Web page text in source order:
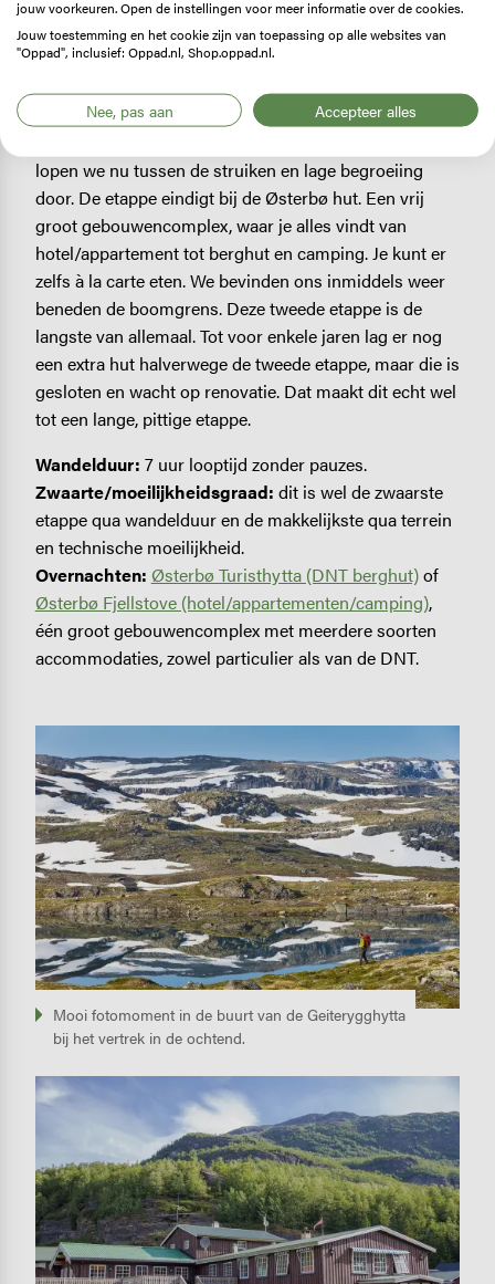
beginnende vallei. In het begin gaat de route nog een
beetje op en neer, maar al snel lopen we voornamelijk
omlaag. De hellingen worden hoger en steiler en na
een tijdje traverseren we langs zo'n steile helling over
lopen we nu tussen de struiken en lage begroeiing
door. De etappe eindigt bij de Østerbø hut. Een vrij
groot gebouwencomplex, waar je alles vindt van
hotel/appartement tot berghut en camping. Je kunt er
zelfs à la carte eten. We bevinden ons inmiddels weer
beneden de boomgrens. Deze tweede etappe is de
langste van allemaal. Tot voor enkele jaren lag er nog
een extra hut halverwege de tweede etappe, maar die is
gesloten en wacht op renovatie. Dat maakt dit echt wel
tot een lange, pittige etappe.
Wandelduur: 7 uur looptijd zonder pauzes.
Zwaarte/moeilijkheidsgraad: dit is wel de zwaarste
etappe qua wandelduur en de makkelijkste qua terrein
en technische moeilijkheid.
Overnachten: Østerbø Turisthytta (DNT berghut)of
Østerbø Fjellstove (hotel/appartementen/camping),
één groot gebouwencomplex met meerdere soorten
accommodaties, zowel particulier als van de DNT.
Mooi fotomoment in de buurt van de Geiterygghytta
bij het vertrek in de ochtend.
Image
jouw voorkeuren. Open de instellingen voor meer informatie over de cookies.
Jouw toestemming en het cookie zijn van toepassing op alle websites van
"Oppad", inclusief: Oppad.nl, Shop.oppad.nl.
Nee, pas aan Accepteer alles